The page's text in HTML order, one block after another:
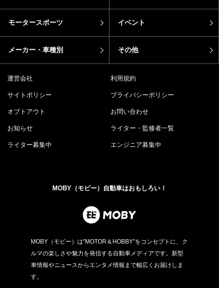
モータースポーツ イベント
メーカー・車種別 その他
運営会社 利用規約
サイトポリシー プライバシーポリシー
オプトアウト お問い合わせ
お知らせ ライター・監修者一覧
ライター募集中 エンジニア募集中
MOBY（モビー）自動車はおもしろい！
MOBY（モビー）は"MOTOR＆HOBBY"をコンセプトに、ク
ルマの楽しさや魅力を発信する自動車メディアです。新型
車情報やニュースからエンタメ情報まで幅広くお届けしま
す。